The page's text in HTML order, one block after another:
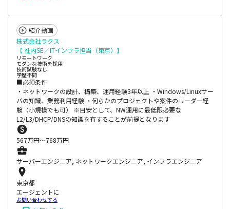
紹介動画
株式会社ラクス
【 社内SE／ITインフラ担当（東京）】
リモートワーク
モダンな技術を採用
技術試験なし
学歴不問
■必須条件
・ネットワークの設計、構築、運用経験3年以上 ・Windows/Linuxサー
バの知識、業務利用経験 ・何らかのプロジェクトや案件のリーダー経
験（小規模でも可） ※目安として、NW運用に最低限必要な
L2/L3/DHCP/DNSの知識を有することが前提となります
567万円〜768万円
サーバーエンジニア, ネットワークエンジニア, インフラエンジニア
東京都
エージェントに
お問い合わせする